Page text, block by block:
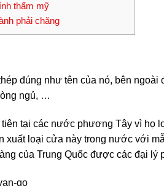
thẩm mỹ
phải chăng
đúng như tên của nó, bên
ngủ, …
tại các nước phương Tây vì họ
xuất loại cửa này trong nước với
của Trung Quốc được các đại lý